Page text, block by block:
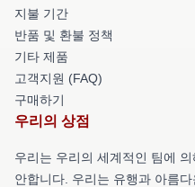
지불 기간
반품 및 환불 정책
기타 제품
고객지원 (FAQ)
구매하기
우리의 상점
우리는 우리의 세계적인 팀에
안합니다. 우리는 유행과 아름